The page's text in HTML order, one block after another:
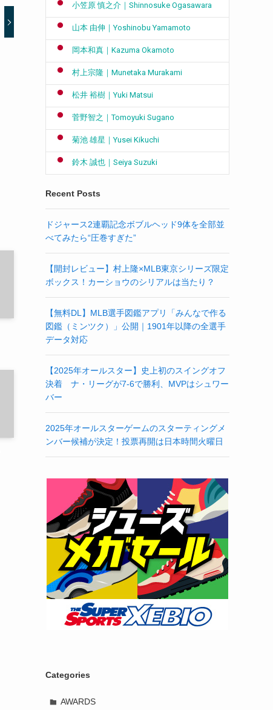
小笠原 慎之介｜Shinnosuke Ogasawara
山本 由伸｜Yoshinobu Yamamoto
岡本和真｜Kazuma Okamoto
村上宗隆｜Munetaka Murakami
松井 裕樹｜Yuki Matsui
菅野智之｜Tomoyuki Sugano
菊池 雄星｜Yusei Kikuchi
鈴木 誠也｜Seiya Suzuki
Recent Posts
ドジャース2連覇記念ボブルヘッド9体を全部並
べてみたら“圧巻すぎた”
【開封レビュー】村上隆×MLB東京シリーズ限定
ボックス！カーショウのシリアルは当たり？
【無料DL】MLB選手図鑑アプリ「みんなで作る
図鑑（ミンツク）」公開｜1901年以降の全選手
データ対応
【2025年オールスター】史上初のスイングオフ
決着 ナ・リーグが7-6で勝利、MVPはシュワー
バー
2025年オールスターゲームのスターティングメ
ンバー候補が決定！投票再開は日本時間火曜日
Categories
AWARDS